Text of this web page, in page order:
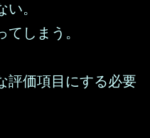
。
しまう。
評価項目にする必要